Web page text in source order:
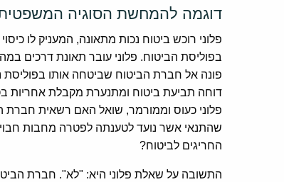
דוגמה להמחשת הסוגיה
פלוני רוכש ביטוח נכות מתאונה, המעניק לו
בפוליסת הביטוח. פלוני עובר תאונת דרכים
פונה אל חברת הביטוח שביטחה אותו בפוליסת
דוחה תביעת ביטוח ומתנערת מקבלת אחריות
פלוני כעוס וממורמר, שואל האם רשאית חברת
שהתנאי אשר נועד לטענתה לפטרה מחבות חבוי
החריגים לביטוח?
התשובה על שאלת פלוני היא: "לא". חברת